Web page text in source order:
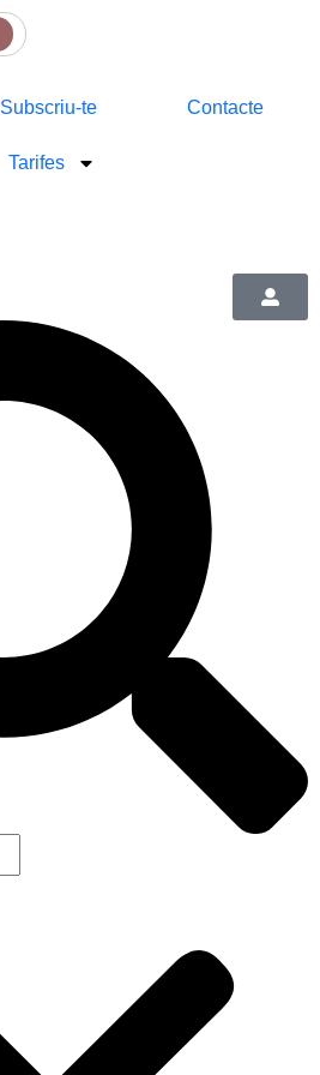
Subscriu-te Contacte
Tarifes